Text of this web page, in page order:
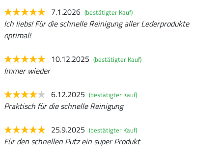
7.1.2026 (bestätigter Kauf)
Ich liebs! Für die schnelle Reinigung aller Lederprodukte
optimal!
10.12.2025 (bestätigter Kauf)
Immer wieder
6.12.2025 (bestätigter Kauf)
Praktisch für die schnelle Reinigung
25.9.2025 (bestätigter Kauf)
Für den schnellen Putz ein super Produkt